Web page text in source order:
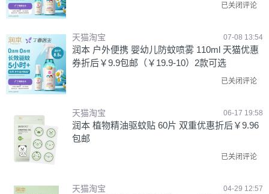
已关闭评论
天猫淘宝 07-08 13:54
润本 户外便携 婴幼儿防蚊喷雾 110ml 天猫优惠
券折后￥9.9包邮（￥19.9-10）2款可选
已关闭评论
天猫淘宝 06-17 19:58
润本 植物精油驱蚊贴 60片 双重优惠折后￥9.96
包邮
已关闭评论
天猫淘宝 04-29 12:57